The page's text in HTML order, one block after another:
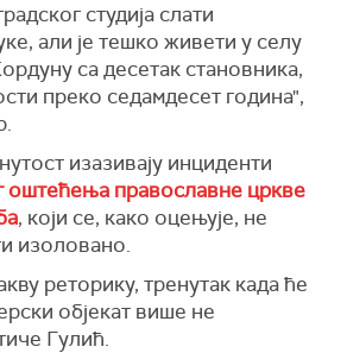
студија слати
али је тешко живети у селу
са десетак становника,
преко седамдесет година",
изазивају инциденти
оштећења православне цркве
, који се, како оцењује, не
изоловано.
реторику, тренутак када ће
објекат више не
Гулић.